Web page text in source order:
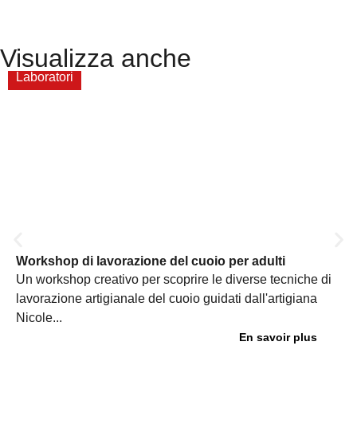
Visualizza anche
Laboratori
Workshop di lavorazione del cuoio per adulti
Un workshop creativo per scoprire le diverse tecniche di
lavorazione artigianale del cuoio guidati dall'artigiana
Nicole...
En savoir plus